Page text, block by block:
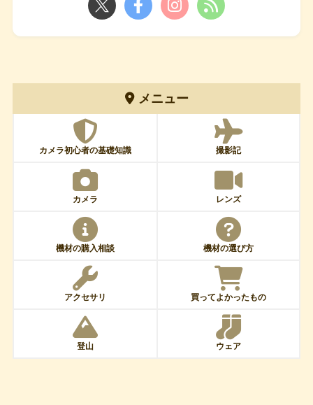
メニュー
カメラ初心者の基礎知識 撮影記
カメラ レンズ
機材の購入相談 機材の選び方
アクセサリ 買ってよかったもの
登山 ウェア